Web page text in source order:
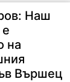
Наш
на
Вършец